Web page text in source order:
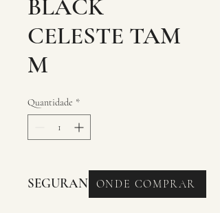
BLACK
CELESTE TAM
M
Quantidade *
SEGURANCA - CAPACETES
ONDE COMPRAR